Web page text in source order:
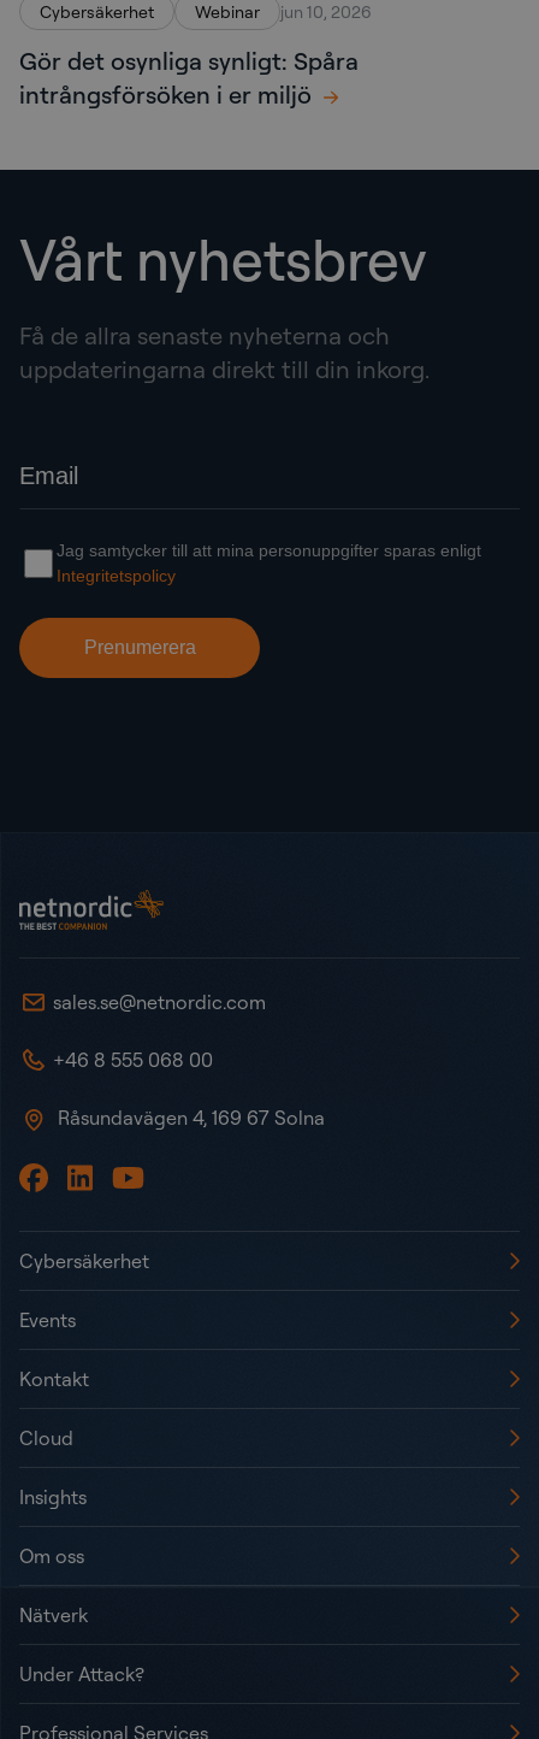
Cybersäkerhet Webinar jun 10, 2026
Gör det osynliga synligt: Spåra
intrångsförsöken i er miljö
Vårt nyhetsbrev
Få de allra senaste nyheterna och
uppdateringarna direkt till din inkorg.
NetNordic Sweden
sales.se@netnordic.com
+46 8 555 068 00
Råsundavägen 4, 169 67 Solna
Cybersäkerhet
Events
Kontakt
Cloud
Insights
Om oss
Nätverk
Under Attack?
Professional Services